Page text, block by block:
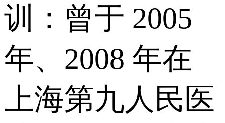
训：曾于 2005
年、2008 年在
上海第九人民医